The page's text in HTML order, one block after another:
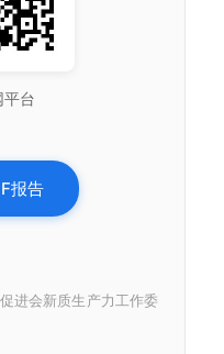
平台
报告
进会新质生产力工作委